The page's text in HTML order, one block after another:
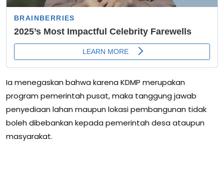
Ia menegaskan bahwa karena KDMP merupakan
program pemerintah pusat, maka tanggung jawab
penyediaan lahan maupun lokasi pembangunan tidak
boleh dibebankan kepada pemerintah desa ataupun
masyarakat.